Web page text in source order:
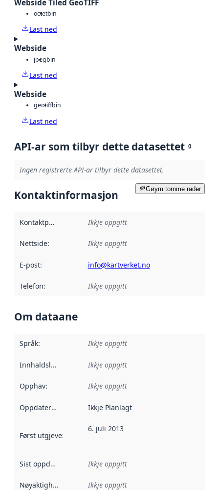
Webside Tiled GeoTIFF
octetbin
Last ned
Webside
jpegbin
Last ned
Webside
geotiffbin
Last ned
API-ar som tilbyr dette datasettet 0
Ingen registrerte API-ar tilbyr dette datasettet.
Gøym tomme rader
Kontaktinformasjon
Kontaktpunkt Ikkje oppgitt
Nettside: Ikkje oppgitt
E-post: info@kartverket.no
Telefon: Ikkje oppgitt
Om dataane
Språk: Ikkje oppgitt
Innhaldsleverandørar :
Ikkje oppgitt
Opphav: Ikkje oppgitt
Oppdateringsfrekvens :
Ikkje Planlagt
Først utgjeve: Denne datoen seier når dataa i dette
6. juli 2013
Sist oppdatert Ikkje oppgitt
Nøyaktigheit Ikkje oppgitt